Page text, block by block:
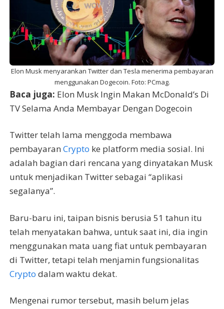
Elon Musk menyarankan Twitter dan Tesla menerima pembayaran
menggunakan Dogecoin. Foto: PCmag.
Baca juga: Elon Musk Ingin Makan McDonald’s Di
TV Selama Anda Membayar Dengan Dogecoin
Twitter telah lama menggoda membawa
pembayaran Crypto ke platform media sosial. Ini
adalah bagian dari rencana yang dinyatakan Musk
untuk menjadikan Twitter sebagai “aplikasi
segalanya”.
Baru-baru ini, taipan bisnis berusia 51 tahun itu
telah menyatakan bahwa, untuk saat ini, dia ingin
menggunakan mata uang fiat untuk pembayaran
di Twitter, tetapi telah menjamin fungsionalitas
Crypto dalam waktu dekat.
Mengenai rumor tersebut, masih belum jelas